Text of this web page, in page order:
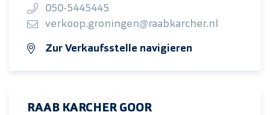
050-5445445
verkoop.groningen@raabkarcher.nl
Zur Verkaufsstelle navigieren
RAAB KARCHER GOOR